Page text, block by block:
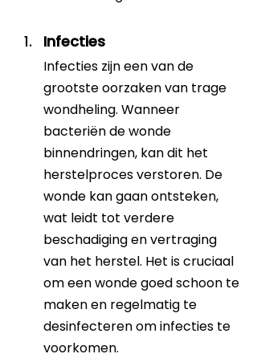
Infecties
Infecties zijn een van de
grootste oorzaken van trage
wondheling. Wanneer
bacteriën de wonde
binnendringen, kan dit het
herstelproces verstoren. De
wonde kan gaan ontsteken,
wat leidt tot verdere
beschadiging en vertraging
van het herstel. Het is cruciaal
om een wonde goed schoon te
maken en regelmatig te
desinfecteren om infecties te
voorkomen.